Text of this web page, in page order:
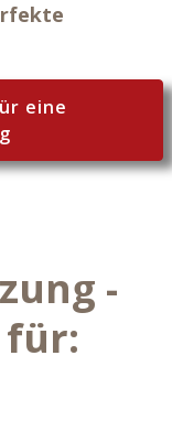
eine
-
für: